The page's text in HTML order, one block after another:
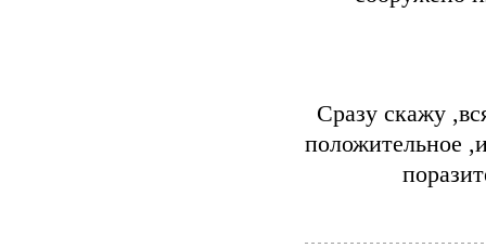
Сразу скажу
положительное